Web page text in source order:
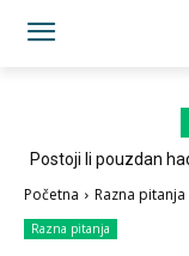
Postoji li pouzdan
Početna Razna pitanja
Razna pitanja